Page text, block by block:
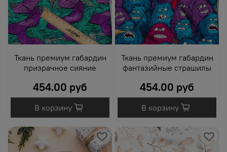
Ткань премиум габардин
призрачное сияние
454.00 руб
В корзину
Ткань премиум габардин
фантазийные страшилы
454.00 руб
В корзину